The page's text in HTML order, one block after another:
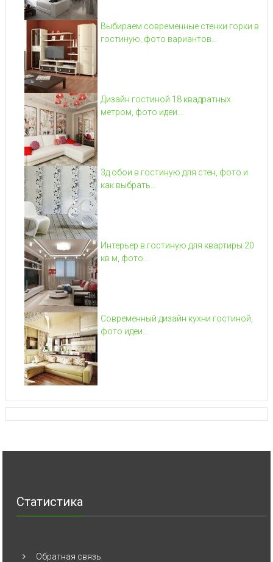
Выбираем современные стенки горки в
гостиную, фото вариантов...
Дизайн гостиной 18 квадратных
метром, фото идеи...
3д обои в гостиную для стен, фото и
как выбрать...
Интерьер в гостиную для квартиры 20
кв м, фото...
Современный дизайн кухни гостиной,
фото идеи...
Статистика
Обратная связь